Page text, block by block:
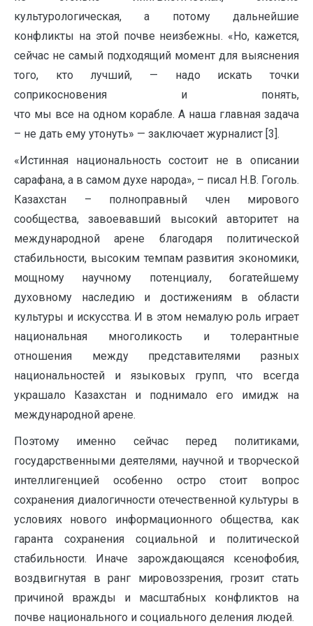
культурологическая, а потому дальнейшие
конфликты на этой почве неизбежны. «Но, кажется,
сейчас не самый подходящий момент для выяснения
того, кто лучший, — надо искать точки
соприкосновения и понять,
что мы все на одном корабле. А наша главная задача
– не дать ему утонуть» — заключает журналист [3].
«Истинная национальность состоит не в описании
сарафана, а в самом духе народа», – писал Н.В. Гоголь.
Казахстан – полноправный член мирового
сообщества, завоевавший высокий авторитет на
международной арене благодаря политической
стабильности, высоким темпам развития экономики,
мощному научному потенциалу, богатейшему
духовному наследию и достижениям в области
культуры и искусства. И в этом немалую роль играет
национальная многоликость и толерантные
отношения между представителями разных
национальностей и языковых групп, что всегда
украшало Казахстан и поднимало его имидж на
международной арене.
Поэтому именно сейчас перед политиками,
государственными деятелями, научной и творческой
интеллигенцией особенно остро стоит вопрос
сохранения диалогичности отечественной культуры в
условиях нового информационного общества, как
гаранта сохранения социальной и политической
стабильности. Иначе зарождающаяся ксенофобия,
воздвигнутая в ранг мировоззрения, грозит стать
причиной вражды и масштабных конфликтов на
почве национального и социального деления людей.